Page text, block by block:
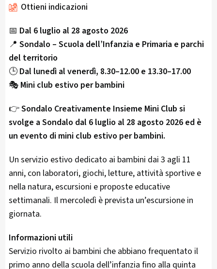
Ottieni indicazioni
📅 Dal 6 luglio al 28 agosto 2026
📍 Sondalo – Scuola dell’Infanzia e Primaria e parchi
del territorio
🕒Dal lunedì al venerdì, 8.30–12.00 e 13.30–17.00
🎭 Mini club estivo per bambini
👉Sondalo Creativamente Insieme Mini Club si
svolge a Sondalo dal 6 luglio al 28 agosto 2026 ed è
un evento di mini club estivo per bambini.
Un servizio estivo dedicato ai bambini dai 3 agli 11
anni, con laboratori, giochi, letture, attività sportive e
nella natura, escursioni e proposte educative
settimanali. Il mercoledì è prevista un’escursione in
giornata.
Informazioni utili
Servizio rivolto ai bambini che abbiano frequentato il
primo anno della scuola dell’infanzia fino alla quinta